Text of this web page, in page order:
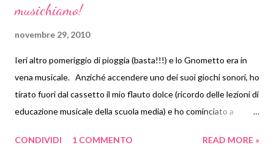
musichiamo!
novembre 29, 2010
Ieri altro pomeriggio di pioggia (basta!!!) e lo Gnometto era in
vena musicale. Anziché accendere uno dei suoi giochi sonori, ho
tirato fuori dal cassetto il mio flauto dolce (ricordo delle lezioni di
educazione musicale della scuola media) e ho cominciato a
All'inizio c'è stata diffidenza. Poi anche un po' di paura. Alla fine
CONDIVIDI 1 COMMENTO READ MORE »